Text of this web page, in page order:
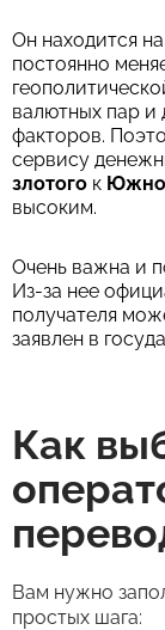
Он находится
постоянно
валютных пар и
факторов.
сервису
злотого к
высоким.
Очень важна и
Из-за нее
получателя
заявлен в
Как
Вам нужно
простых шага: